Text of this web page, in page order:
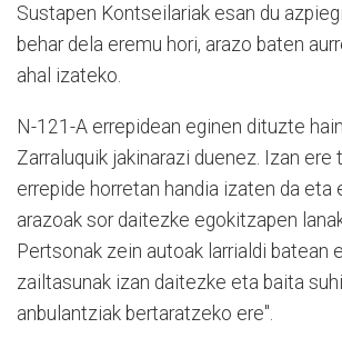
Sustapen Kontseilariak esan du
behar dela eremu hori, arazo baten
ahal izateko.
N-121-A errepidean eginen dituzte
Zarraluquik jakinarazi duenez. Izan ere
errepide horretan handia izaten da eta
arazoak sor daitezke egokitzapen
Pertsonak zein autoak larrialdi batean
zailtasunak izan daitezke eta baita
anbulantziak bertaratzeko ere".